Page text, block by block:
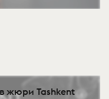
жюри Tashkent